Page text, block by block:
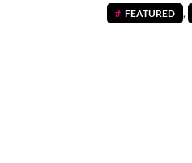
FEATURED ,